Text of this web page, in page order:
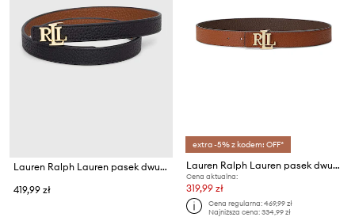
Lauren Ralph Lauren pasek dwustronny damski skórzany
419,99 zł
extra -5% z kodem: OFF*
Lauren Ralph Lauren pasek dwustronny damski skórzany
Cena aktualna:
319,99 zł
Cena regularna:469,99 zł
Najniższa cena:334,99 zł